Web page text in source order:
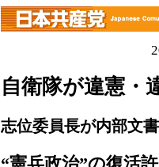
自衛隊が違憲・
志位委員長が内部文